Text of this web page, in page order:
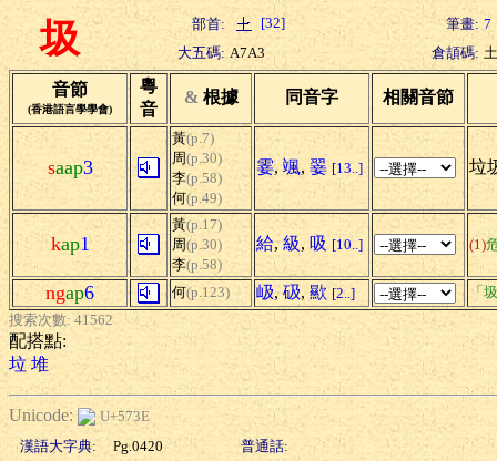
圾 部首: [32] 筆畫: 7
大五碼: A7A3 倉頡碼:
音節
(香港語言學學會)
粵
音
& 根據 同音字 相關音節
saap3
黃(p.7)
周(p.30)
李(p.58)
何(p.49)
霎, 颯, 翣 [13..] 垃
kap1
黃(p.17)
周(p.30)
李(p.58)
給, 級, 吸 [10..] (1)
ngap6 何(p.123) 岋, 砐, 歞 [2..]
「
搜索次數: 41562
配搭點:
垃 堆
Unicode:
U+573E
漢語大字典:
Pg.0420 普通話: